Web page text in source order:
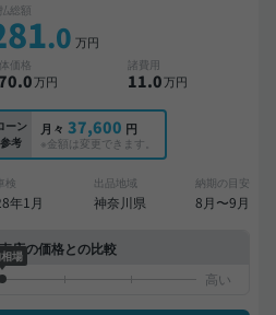
総額
.0 万円
価格
.0万円
諸費用
11.0万円
ーン
参考
月々 37,600 円
※金額は変更できます。
検
年1月
出品地域
神奈川県
納期の目安
8月〜9月
店の価格との比較
場